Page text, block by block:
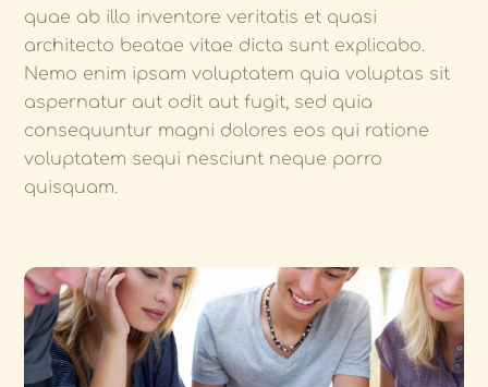
quae ab illo inventore veritatis et quasi
architecto beatae vitae dicta sunt explicabo.
Nemo enim ipsam voluptatem quia voluptas sit
aspernatur aut odit aut fugit, sed quia
consequuntur magni dolores eos qui ratione
voluptatem sequi nesciunt neque porro
quisquam.